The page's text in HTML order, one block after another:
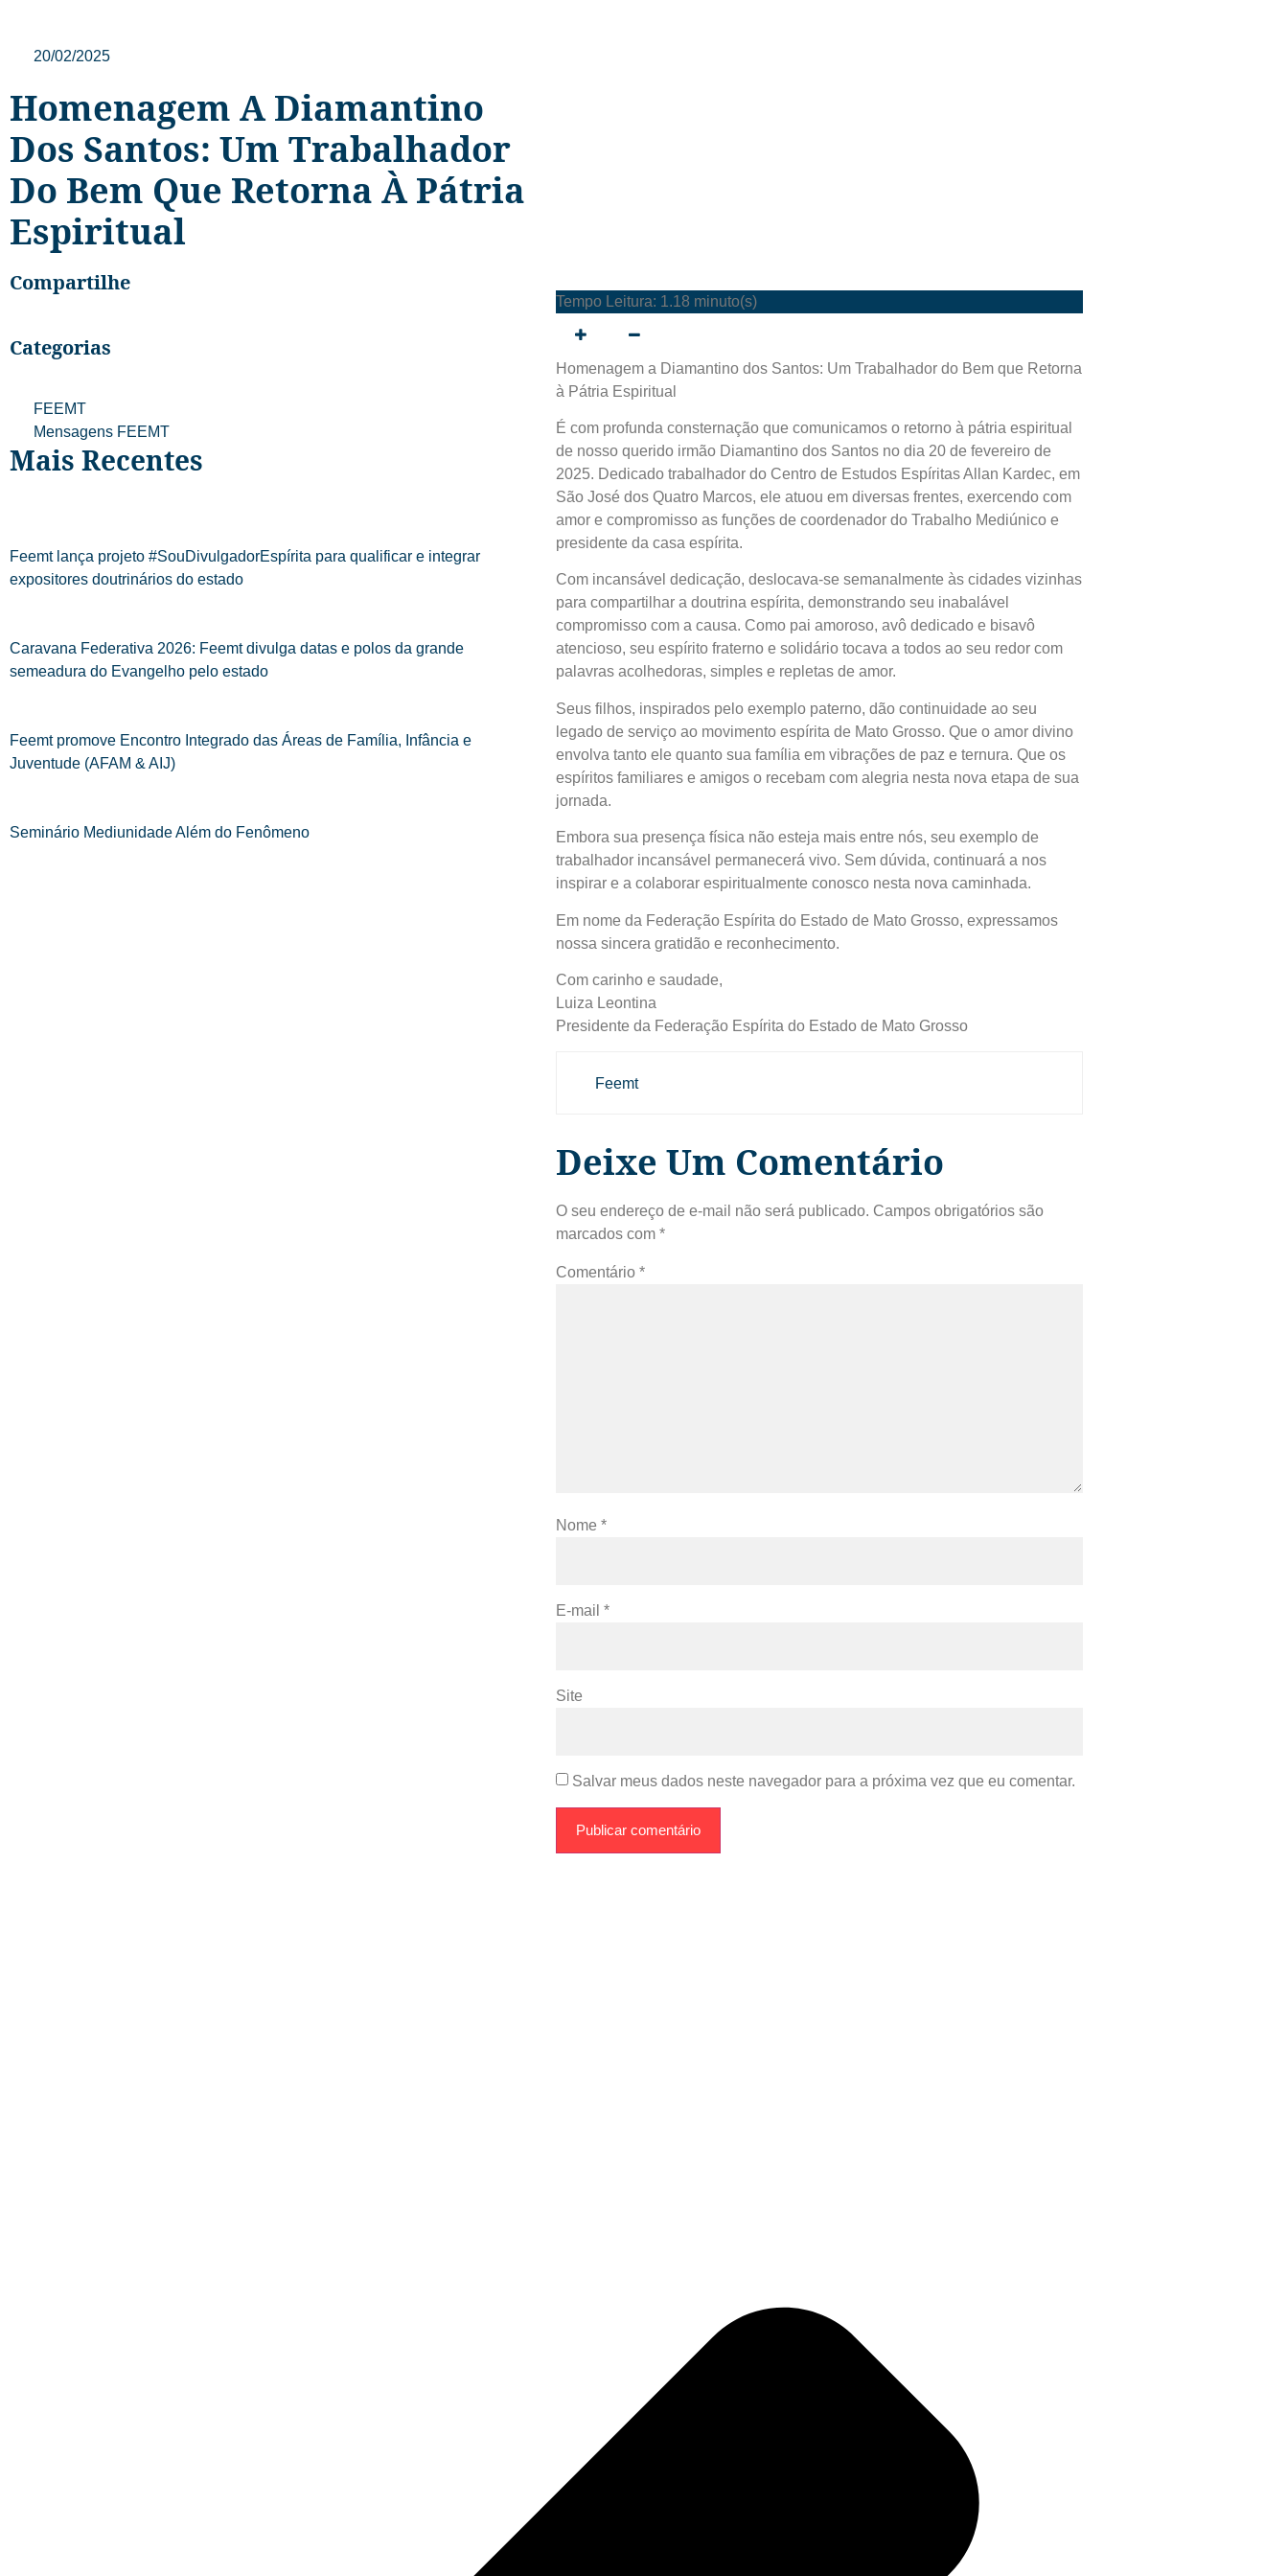
20/02/2025
Homenagem A Diamantino
Dos Santos: Um Trabalhador
Do Bem Que Retorna À Pátria
Espiritual
Compartilhe
Categorias
FEEMT
Mensagens FEEMT
Mais Recentes
Feemt lança projeto #SouDivulgadorEspírita para qualificar e integrar
expositores doutrinários do estado
Caravana Federativa 2026: Feemt divulga datas e polos da grande
semeadura do Evangelho pelo estado
Feemt promove Encontro Integrado das Áreas de Família, Infância e
Juventude (AFAM & AIJ)
Seminário Mediunidade Além do Fenômeno
Tempo Leitura: 1.18 minuto(s)
Homenagem a Diamantino dos Santos: Um Trabalhador do Bem que Retorna
à Pátria Espiritual
É com profunda consternação que comunicamos o retorno à pátria espiritual
de nosso querido irmão Diamantino dos Santos no dia 20 de fevereiro de
2025. Dedicado trabalhador do Centro de Estudos Espíritas Allan Kardec, em
São José dos Quatro Marcos, ele atuou em diversas frentes, exercendo com
amor e compromisso as funções de coordenador do Trabalho Mediúnico e
presidente da casa espírita.
Com incansável dedicação, deslocava-se semanalmente às cidades vizinhas
para compartilhar a doutrina espírita, demonstrando seu inabalável
compromisso com a causa. Como pai amoroso, avô dedicado e bisavô
atencioso, seu espírito fraterno e solidário tocava a todos ao seu redor com
palavras acolhedoras, simples e repletas de amor.
Seus filhos, inspirados pelo exemplo paterno, dão continuidade ao seu
legado de serviço ao movimento espírita de Mato Grosso. Que o amor divino
envolva tanto ele quanto sua família em vibrações de paz e ternura. Que os
espíritos familiares e amigos o recebam com alegria nesta nova etapa de sua
jornada.
Embora sua presença física não esteja mais entre nós, seu exemplo de
trabalhador incansável permanecerá vivo. Sem dúvida, continuará a nos
inspirar e a colaborar espiritualmente conosco nesta nova caminhada.
Em nome da Federação Espírita do Estado de Mato Grosso, expressamos
nossa sincera gratidão e reconhecimento.
Com carinho e saudade,
Luiza Leontina
Presidente da Federação Espírita do Estado de Mato Grosso
Feemt
Deixe Um Comentário
O seu endereço de e-mail não será publicado. Campos obrigatórios são
marcados com *
Comentário *
Nome *
E-mail *
Site
Salvar meus dados neste navegador para a próxima vez que eu comentar.